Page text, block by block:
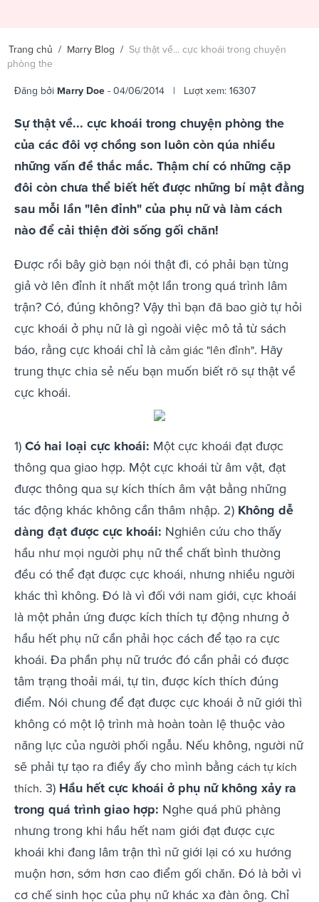
Trang chủ / Marry Blog / Sự thật về... cực khoái trong chuyện
phòng the
Đăng bởi Marry Doe - 04/06/2014 | Lượt xem: 16307
Sự thật về... cực khoái trong chuyện phòng the
của các đôi vợ chồng son luôn còn qúa nhiều
những vấn đề thắc mắc. Thậm chí có những cặp
đôi còn chưa thể biết hết được những bí mật đằng
sau mỗi lần "lên đỉnh" của phụ nữ và làm cách
nào để cải thiện đời sống gối chăn!
Được rồi bây giờ bạn nói thật đi, có phải bạn từng
giả vờ lên đỉnh ít nhất một lần trong quá trình lâm
trận? Có, đúng không? Vậy thì bạn đã bao giờ tự hỏi
cực khoái ở phụ nữ là gì ngoài việc mô tả từ sách
báo, rằng cực khoái chỉ là cảm giác "lên đỉnh". Hãy
trung thực chia sẻ nếu bạn muốn biết rõ sự thật về
cực khoái.
1) Có hai loại cực khoái: Một cực khoái đạt được
thông qua giao hợp. Một cực khoái từ âm vật, đạt
được thông qua sự kích thích âm vật bằng những
tác động khác không cần thâm nhập. 2) Không dễ
dàng đạt được cực khoái: Nghiên cứu cho thấy
hầu như mọi người phụ nữ thể chất bình thường
đều có thể đạt được cực khoái, nhưng nhiều người
khác thì không. Đó là vì đối với nam giới, cực khoái
là một phản ứng được kích thích tự động nhưng ở
hầu hết phụ nữ cần phải học cách để tạo ra cực
khoái. Đa phần phụ nữ trước đó cần phải có được
tâm trạng thoải mái, tự tin, được kích thích đúng
điểm. Nói chung để đạt được cực khoái ở nữ giới thì
không có một lộ trình mà hoàn toàn lệ thuộc vào
năng lực của người phối ngẫu. Nếu không, người nữ
sẽ phải tự tạo ra điềy ấy cho mình bằng cách tự kích
thích. 3) Hầu hết cực khoái ở phụ nữ không xảy ra
trong quá trình giao hợp: Nghe quá phũ phàng
nhưng trong khi hầu hết nam giới đạt được cực
khoái khi đang lâm trận thì nữ giới lại có xu hướng
muộn hơn, sớm hơn cao điểm gối chăn. Đó là bởi vì
cơ chế sinh học của phụ nữ khác xa đàn ông. Chỉ